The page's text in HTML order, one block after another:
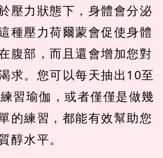
壓力狀態下，身體會分泌
種壓力荷爾蒙會促使身體
腹部，而且還會增加您對
求。您可以每天抽出10至
習瑜伽，或者僅僅是做幾
的練習，都能有效幫助您
醇水平。